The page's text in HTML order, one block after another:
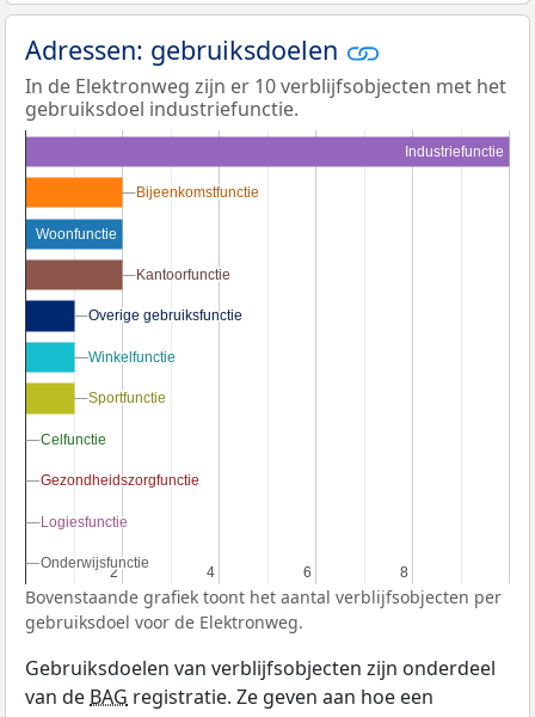
Adressen: gebruiksdoelen
In de Elektronweg zijn er 10 verblijfsobjecten met het
gebruiksdoel industriefunctie.
2
2 4
4 6
6 8
8
Industriefunctie
Bijeenkomstfunctie
Bijeenkomstfunctie
Woonfunctie
Kantoorfunctie
Kantoorfunctie
Overige gebruiksfunctie
Overige gebruiksfunctie
Winkelfunctie
Winkelfunctie
Sportfunctie
Sportfunctie
Celfunctie
Celfunctie
Gezondheidszorgfunctie
Gezondheidszorgfunctie
Logiesfunctie
Logiesfunctie
Onderwijsfunctie
Onderwijsfunctie
Bovenstaande grafiek toont het aantal verblijfsobjecten per
gebruiksdoel voor de Elektronweg.
Gebruiksdoelen van verblijfsobjecten zijn onderdeel
van de BAG registratie. Ze geven aan hoe een